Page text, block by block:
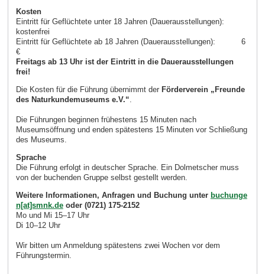
Kosten
Eintritt für Geflüchtete unter 18 Jahren (Dauerausstellungen):
kostenfrei
Eintritt für Geflüchtete ab 18 Jahren (Dauerausstellungen): 6
€
Freitags ab 13 Uhr ist der Eintritt in die Dauerausstellungen
frei!
Die Kosten für die Führung übernimmt der Förderverein „Freunde
des Naturkundemuseums e.V.“.
Die Führungen beginnen frühestens 15 Minuten nach
Museumsöffnung und enden spätestens 15 Minuten vor Schließung
des Museums.
Sprache
Die Führung erfolgt in deutscher Sprache. Ein Dolmetscher muss
von der buchenden Gruppe selbst gestellt werden.
Weitere Informationen, Anfragen und Buchung unter buchunge
n[at]smnk.deoder (0721) 175-2152
Mo und Mi 15–17 Uhr
Di 10–12 Uhr
Wir bitten um Anmeldung spätestens zwei Wochen vor dem
Führungstermin.